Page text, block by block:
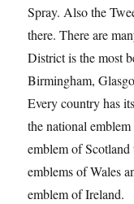
Spray. Also the
there. There are
District is the most
Birmingham,
Every country has
the national
emblem of
emblems of Wales
emblem of Ireland.